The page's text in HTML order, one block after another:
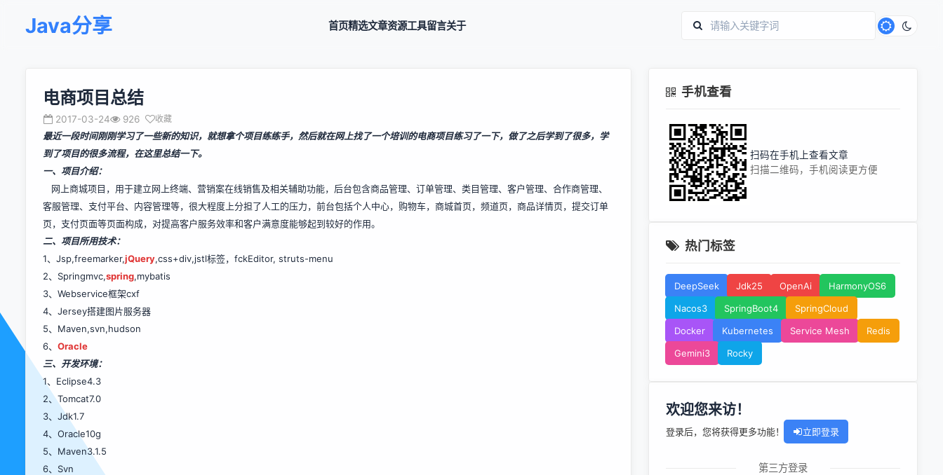
Java分享 首页精选文章资源工具留言关于
电商项目总结
2017-03-24 926 收藏
最近一段时间刚刚学习了一些新的知识，就想拿个项目练练手，然后就在网上找了一个培训的电商项目练习了一下，做了之后学到了很多，学
到了项目的很多流程，在这里总结一下。
一、项目介绍：
网上商城项目，用于建立网上终端、营销案在线销售及相关辅助功能，后台包含商品管理、订单管理、类目管理、客户管理、合作商管理、
客服管理、支付平台、内容管理等，很大程度上分担了人工的压力，前台包括个人中心，购物车，商城首页，频道页，商品详情页，提交订单
页，支付页面等页面构成，对提高客户服务效率和客户满意度能够起到较好的作用。
二、项目所用技术：
1、Jsp,freemarker,jQuery,css+div,jstl标签，fckEditor, struts-menu
2、Springmvc,spring,mybatis
3、Webservice框架cxf
4、Jersey搭建图片服务器
5、Maven,svn,hudson
6、 Oracle
三、开发环境：
1、Eclipse4.3
2、Tomcat7.0
3、Jdk1.7
4、Oracle10g
5、Maven3.1.5
6、Svn
手机查看
扫码在手机上查看文章
扫描二维码，手机阅读更方便
热门标签
DeepSeek Jdk25 OpenAi
HarmonyOS6
Nacos3
SpringBoot4
SpringCloud
Docker
Kubernetes Service Mesh
Redis
Gemini3
Rocky
欢迎您来访！
登录后，您将获得更多功能！ 立即登录
第三方登录